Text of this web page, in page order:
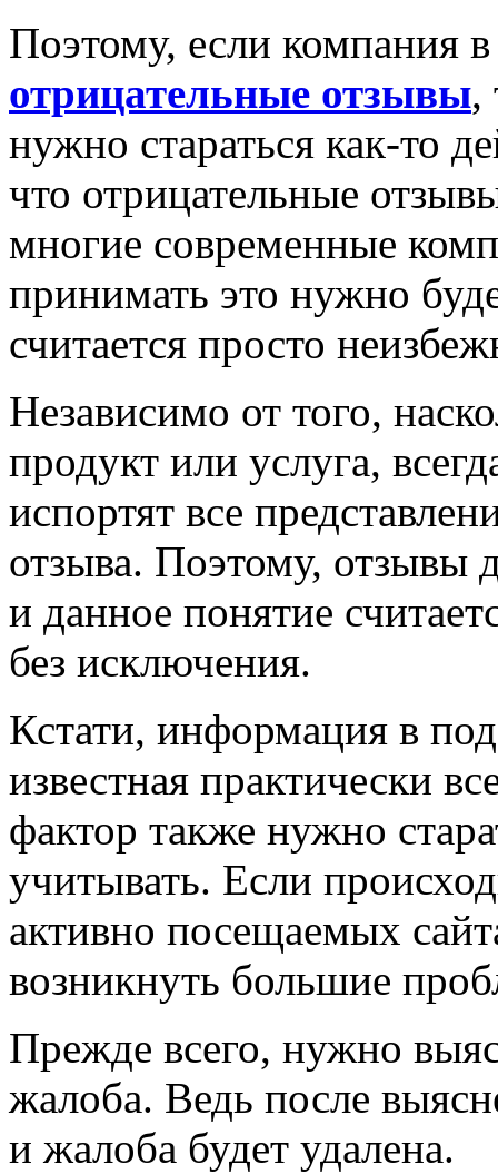
Поэтому, если компания
отрицательные отзывы,
нужно стараться как-то
что отрицательные
многие современные
принимать это нужно
считается просто
Независимо от того,
продукт или услуга,
испортят все
отзыва. Поэтому, отзывы
и данное понятие
без исключения.
Кстати, информация в
известная практически
фактор также нужно
учитывать. Если
активно посещаемых
возникнуть большие
Прежде всего, нужно
жалоба. Ведь после
и жалоба будет удалена.